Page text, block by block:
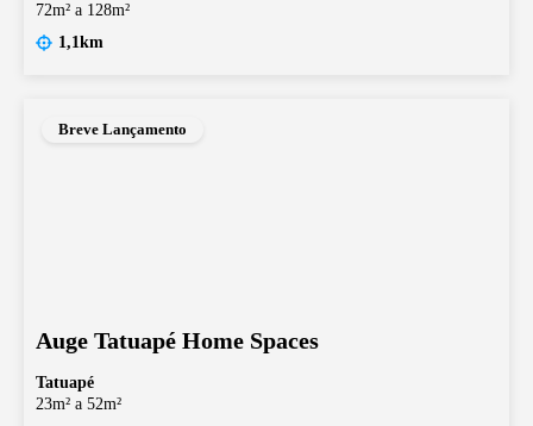
72m² a 128m²
1,1km
Breve Lançamento
Auge Tatuapé Home Spaces
Tatuapé
23m² a 52m²